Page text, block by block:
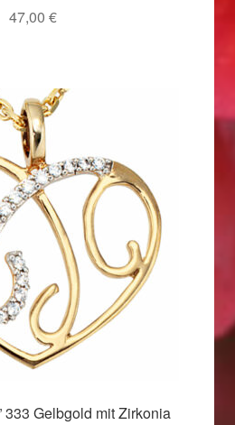
Search
47,00 €
333 Gelbgold mit Zirkonia